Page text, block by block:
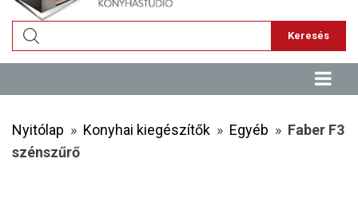
Keresés
Nyitólap » Konyhai kiegészítők » Egyéb » Faber F3
szénszűrő